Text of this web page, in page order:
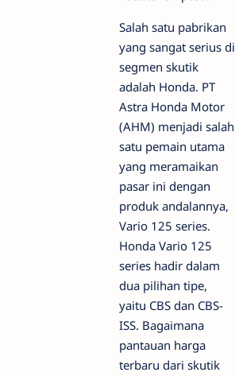
Salah satu pabrikan
yang sangat serius di
segmen skutik
adalah Honda. PT
Astra Honda Motor
(AHM) menjadi salah
satu pemain utama
yang meramaikan
pasar ini dengan
produk andalannya,
Vario 125 series.
Honda Vario 125
series hadir dalam
dua pilihan tipe,
yaitu CBS dan CBS-
ISS. Bagaimana
pantauan harga
terbaru dari skutik